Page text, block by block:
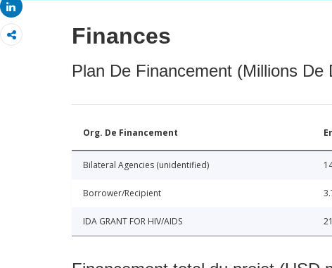
Share
Finances
Plan De Financement (Millions De
Org. De Financement
Bilateral Agencies (unidentified)
Borrower/Recipient
IDA GRANT FOR HIV/AIDS